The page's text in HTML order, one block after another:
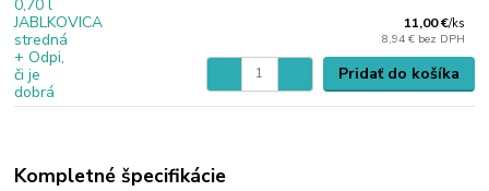
11,00 €/ks
8,94 € bez DPH
Pridať do košíka
Kompletné špecifikácie